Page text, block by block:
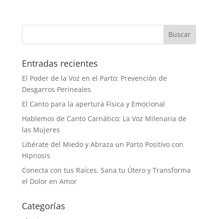
Entradas recientes
El Poder de la Voz en el Parto: Prevención de
Desgarros Perineales
El Canto para la apertura Física y Emocional
Hablemos de Canto Carnático: La Voz Milenaria de
las Mujeres
Libérate del Miedo y Abraza un Parto Positivo con
Hipnosis
Conecta con tus Raíces, Sana tu Útero y Transforma
el Dolor en Amor
Categorías